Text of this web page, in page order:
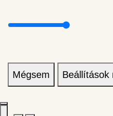
Mégsem Beállítások